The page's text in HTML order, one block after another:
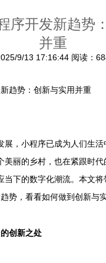
序开发新趋势
并重
9/13 17:16:44 阅读：
新趋势：创新与实用并重
展，小程序已成为人们生
美丽的乡村，也在紧跟时
当下的数字化潮流。本文
势，看看如何做到创新与
的创新之处